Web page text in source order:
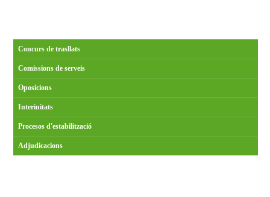
Concurs de trasllats
Comissions de serveis
Oposicions
Interinitats
Procesos d'estabilització
Adjudicacions